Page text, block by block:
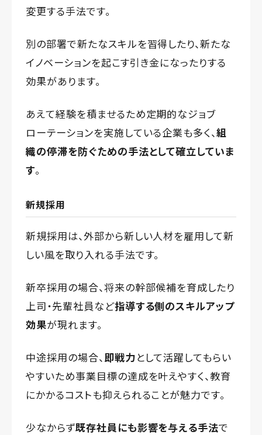
変更する手法です。
別の部署で新たなスキルを習得したり、新たな
イノベーションを起こす引き金になったりする
効果があります。
あえて経験を積ませるため定期的なジョブ
ローテーションを実施している企業も多く、組
織の停滞を防ぐための手法として確立していま
す。
新規採用
新規採用は、外部から新しい人材を雇用して新
しい風を取り入れる手法です。
新卒採用の場合、将来の幹部候補を育成したり
上司・先輩社員など指導する側のスキルアップ
効果が現れます。
中途採用の場合、 即戦力として活躍してもらい
やすいため事業目標の達成を叶えやすく、教育
にかかるコストも抑えられることが魅力です。
少なからず既存社員にも影響を与える手法で